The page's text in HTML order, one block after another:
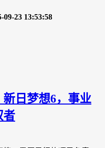
09-23 13:53:58
日梦想6，事业
者​